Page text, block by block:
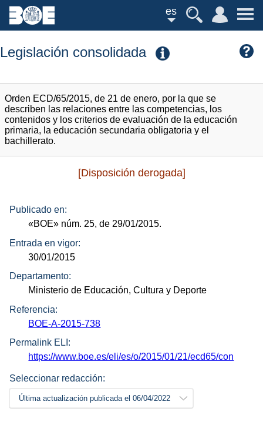
es
Legislación consolidada
Orden ECD/65/2015, de 21 de enero, por la que se
describen las relaciones entre las competencias, los
contenidos y los criterios de evaluación de la educación
primaria, la educación secundaria obligatoria y el
bachillerato.
[Disposición derogada]
Publicado en:
«BOE» núm. 25, de 29/01/2015.
Entrada en vigor:
30/01/2015
Departamento:
Ministerio de Educación, Cultura y Deporte
Referencia:
BOE-A-2015-738
Permalink ELI:
https://www.boe.es/eli/es/o/2015/01/21/ecd65/con
Seleccionar redacción:
Última actualización publicada el 06/04/2022